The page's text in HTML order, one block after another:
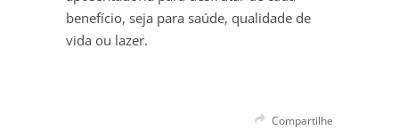
benefício, seja para saúde, qualidade de
vida ou lazer.
Compartilhe